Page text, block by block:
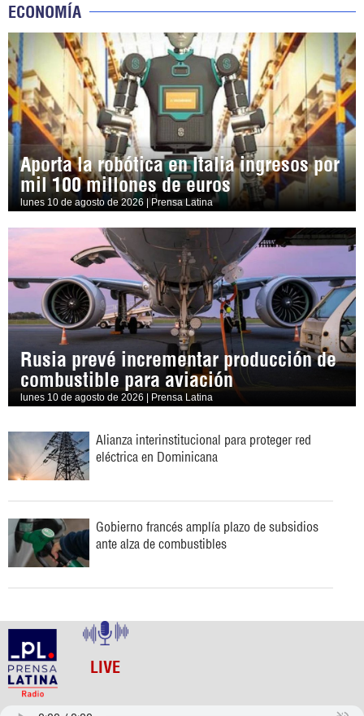
ECONOMÍA
Aporta la robótica en Italia ingresos por
mil 100 millones de euros
lunes 10 de agosto de 2026 | Prensa Latina
Rusia prevé incrementar producción de
combustible para aviación
lunes 10 de agosto de 2026 | Prensa Latina
Alianza interinstitucional para proteger red
eléctrica en Dominicana
Gobierno francés amplía plazo de subsidios
ante alza de combustibles
LIVE